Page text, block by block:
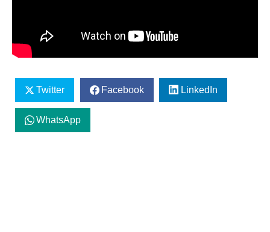
Twitter Facebook LinkedIn
WhatsApp